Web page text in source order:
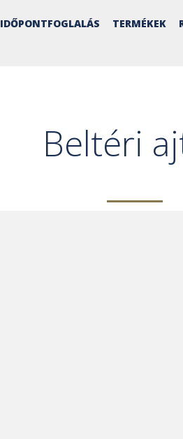
IDŐPONTFOGLALÁS TERMÉKEK
Beltéri